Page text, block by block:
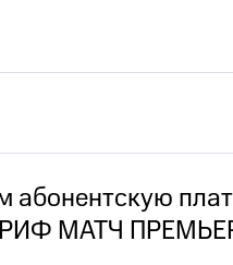
абонентскую
МАТЧ